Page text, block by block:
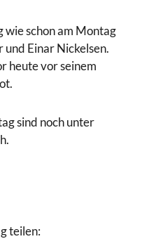
wie schon am Montag
und Einar Nickelsen.
heute vor seinem
sind noch unter
teilen: